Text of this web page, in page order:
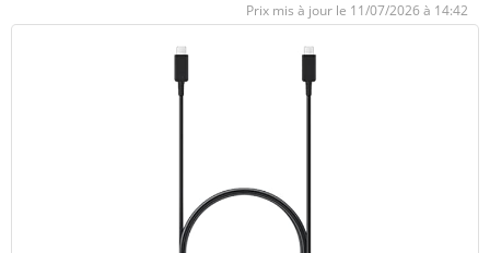
11/07/2026 à 14:42